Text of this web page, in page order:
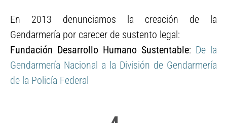
En 2013 denunciamos la creación de la
Gendarmería por carecer de sustento legal:
Fundación Desarrollo Humano Sustentable: De la
Gendarmería Nacional a la División de Gendarmería
de la Policía Federal